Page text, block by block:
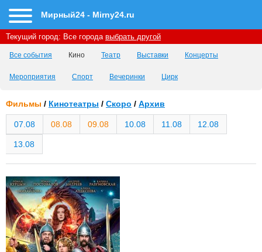
Мирный24 - Mirny24.ru
Текущий город: Все города выбрать другой
Все события Кино Театр Выставки Концерты
Мероприятия Спорт Вечеринки Цирк
Фильмы / Кинотеатры / Скоро / Архив
07.08 08.08 09.08 10.08 11.08 12.08
13.08